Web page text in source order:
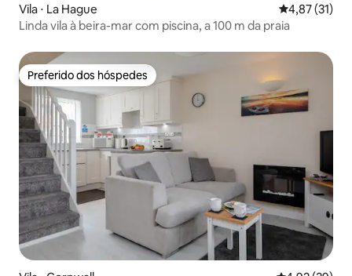
Vila ⋅ La Hague 4,87 de uma
4,87 (31)
Linda vila à beira-mar com piscina, a 100 m da praia
Preferido dos hóspedes
Preferido dos hóspedes